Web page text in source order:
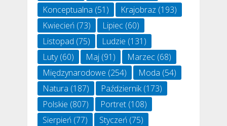
Konceptualna (51) Krajobraz (193)
Kwiecień(73) Lipiec(60)
Listopad (75) Ludzie (131)
Luty(60) Maj(91) Marzec(68)
Międzynarodowe (254) Moda (54)
Natura (187) Październik(173)
Polskie (807) Portret(108)
Sierpień(77) Styczeń(75)